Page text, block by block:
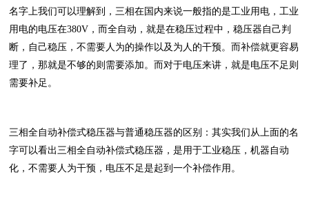
名字上我们可以理解到，三相在国内来说一般指的是工业用电，工业
用电的电压在380V，而全自动，就是在稳压过程中，稳压器自己判
断，自己稳压，不需要人为的操作以及为人的干预。而补偿就更容易
理了，那就是不够的则需要添加。而对于电压来讲，就是电压不足则
需要补足。
三相全自动补偿式稳压器与普通稳压器的区别：其实我们从上面的名
字可以看出三相全自动补偿式稳压器，是用于工业稳压，机器自动
化，不需要人为干预，电压不足是起到一个补偿作用。